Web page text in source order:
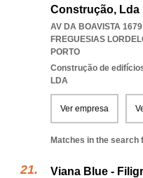
Construção, Lda
AV DA BOAVISTA
FREGUESIAS
PORTO
Construção de
LDA
Ver empresa
Matches in the search
Viana Blue -